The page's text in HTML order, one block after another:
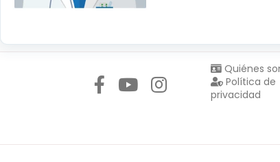
Quiénes
Política de
privacidad